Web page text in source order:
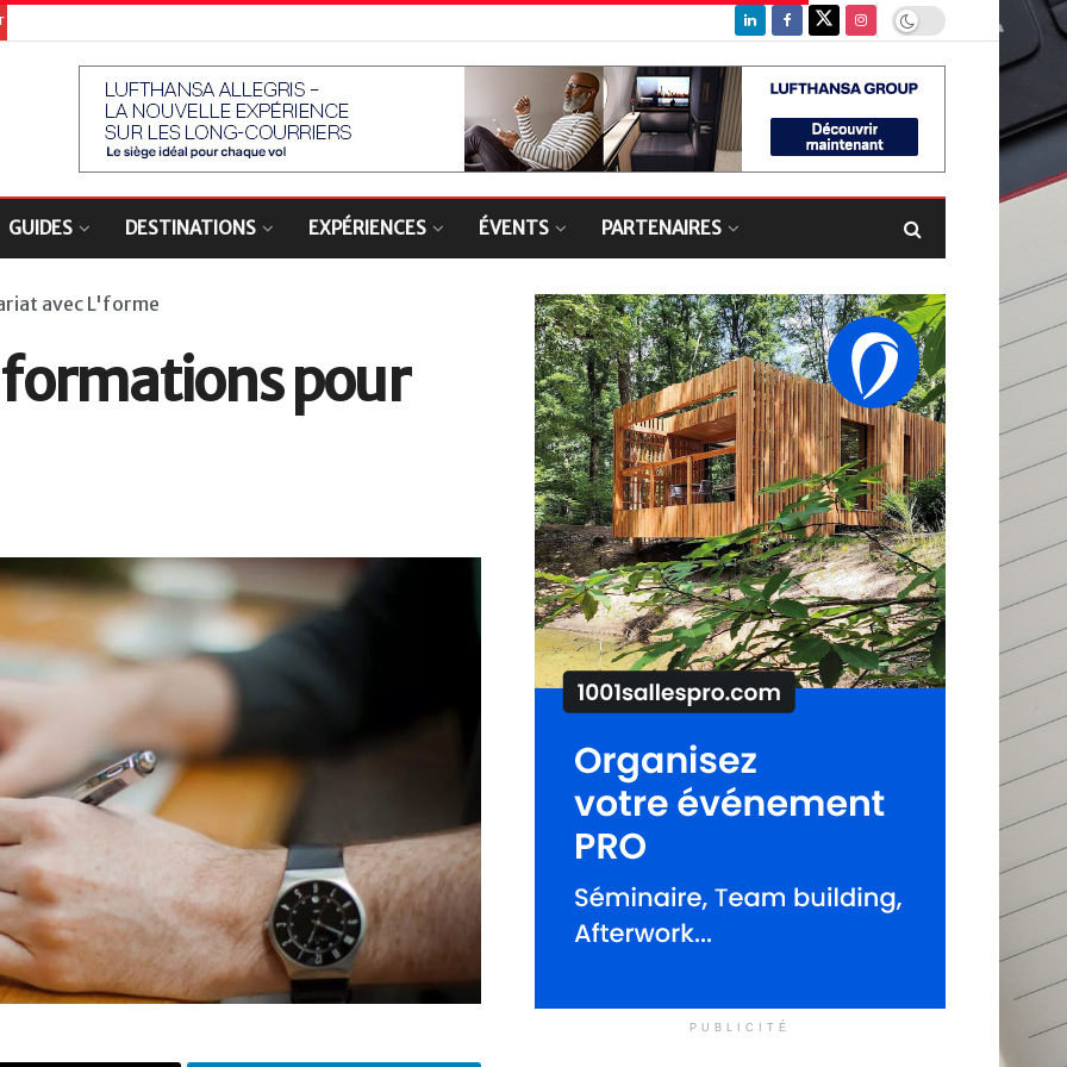
GUIDES DESTINATIONS EXPÉRIENCES ÉVENTS PARTENAIRES
avec L'forme
pour
PUBLICITÉ